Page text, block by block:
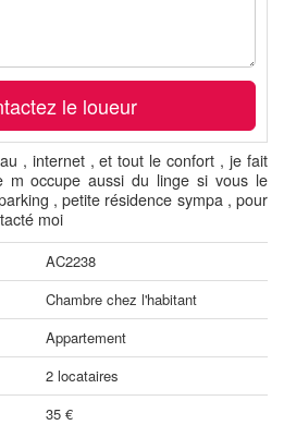
le loueur
, internet , et tout le confort , je fait
m occupe aussi du linge si vous le
, petite résidence sympa , pour
moi
AC2238
Chambre chez l'habitant
Appartement
2 locataires
35 €